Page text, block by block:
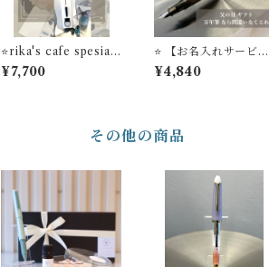
⭐️rika's cafe spesial
【リモート万年筆ビュ
ッフェ】 コンプリー
＋インク吸入器コンバ
ータ＋フレグランスス
AB ＃24
¥7,700
⭐️ 【お名入れサービ
ス】父の日 ギフト 万
年筆は 店主のおすすめ
¥4,840
その他の商品